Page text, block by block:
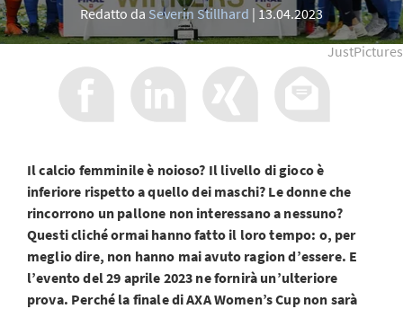
Redatto da Severin Stillhard 13.04.2023
JustPictures
Il calcio femminile è noioso? Il livello di gioco è
inferiore rispetto a quello dei maschi? Le donne che
rincorrono un pallone non interessano a nessuno?
Questi cliché ormai hanno fatto il loro tempo: o, per
meglio dire, non hanno mai avuto ragion d’essere. E
l’evento del 29 aprile 2023 ne fornirà un’ulteriore
prova. Perché la finale di AXA Women’s Cup non sarà